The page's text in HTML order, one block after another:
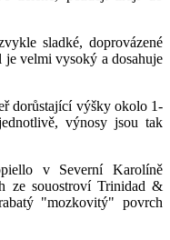
sladké, doprovázené
je velmi vysoký a dosahuje
dorůstající výšky okolo 1-
výnosy jsou tak
v Severní Karolíně
ze souostroví Trinidad &
"mozkovitý" povrch